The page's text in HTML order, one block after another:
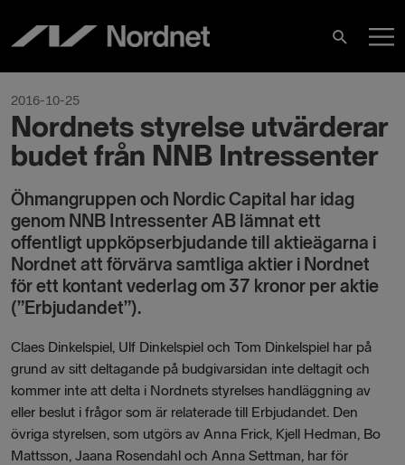
content
Search
2016-10-25
Nordnets styrelse utvärderar
budet från NNB Intressenter
Öhmangruppen och Nordic Capital har idag
genom NNB Intressenter AB lämnat ett
offentligt uppköpserbjudande till aktieägarna i
Nordnet att förvärva samtliga aktier i Nordnet
för ett kontant vederlag om 37 kronor per aktie
(”Erbjudandet”).
Claes Dinkelspiel, Ulf Dinkelspiel och Tom Dinkelspiel har på
grund av sitt deltagande på budgivarsidan inte deltagit och
kommer inte att delta i Nordnets styrelses handläggning av
eller beslut i frågor som är relaterade till Erbjudandet. Den
övriga styrelsen, som utgörs av Anna Frick, Kjell Hedman, Bo
Mattsson, Jaana Rosendahl och Anna Settman, har för